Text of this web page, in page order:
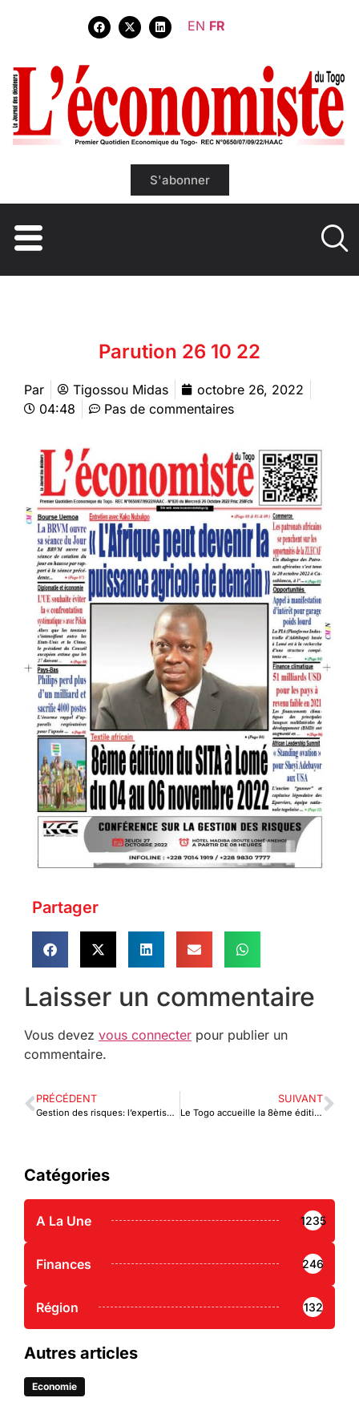
EN FR
S'abonner
Parution 26 10 22
Par Tigossou Midas
octobre 26, 2022
04:48
Pas de commentaires
Partager
Laisser un commentaire
Vous devez vous connecter pour publier un
commentaire.
PRÉCÉDENT
Gestion des risques: l’expertise KCC arrive au Togo
SUIVANT
Le Togo accueille la 8ème édition du SITA
Catégories
A La Une 1235
Finances 246
Région 132
Autres articles
Economie